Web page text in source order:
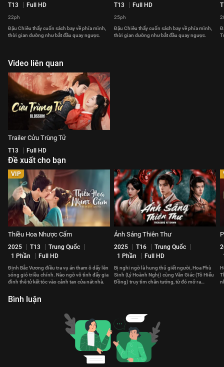
T13 Full HD
22ph
Đậu Chiêu thấy cuốn sách bay về phía mình,
thời gian dường như bắt đầu quay ngược.
T13 Full HD
25ph
Đậu Chiêu thấy cuốn sách bay về phía mình,
thời gian dường như bắt đầu quay ngược.
Video liên quan
Trailer Cửu Trùng Tử
T13 Full HD
Đề xuất cho bạn
VIP
Thiều Hoa Nhược Cẩm
2025 T13
Trung Quốc
1 Phần
Full HD
Định Bắc Vương điều tra vụ án tham ô dấy lên
sóng gió triều chính. Nào ngờ vô tình đẩy gia
đình thê tử kết tóc vào cảnh tan cửa nát nhà.
Ánh Sáng Thiên Thư
2025 T16
Trung Quốc
1 Phần
Full HD
Bị nghi ngờ là hung thủ giết người, Hoa Phù
Sinh (Lý Hoành Nghị) cùng Văn Giác (Tô Hiểu
Đồng) truy tìm chân tướng, từ đó mở ra
Bình luận